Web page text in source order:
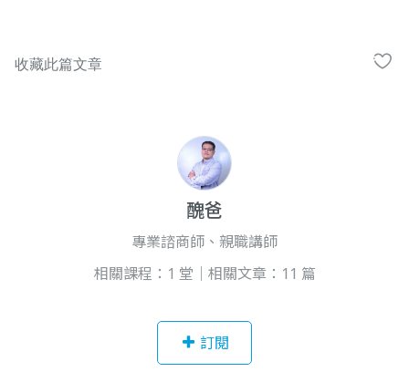
醜爸
專業諮商師、親職講師
相關課程：1 堂｜相關文章：11 篇
訂閱